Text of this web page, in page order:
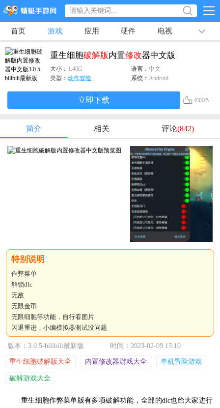
首页 游戏 应用 硬件 电视 排行榜
专题
重生细胞破解版内置修改器中文版
大小： 1.40G 语言： 中文
类型： 动作冒险 系统： Android
立即下载 43375
简介 相关 评论(842)
作弊菜单
解锁dlc
无敌
无限金币
无限细胞等功能，自行看图片
闪退重进，小编模拟器测试没问题
版本：3.0.5-bilibili最新版 时间：2023-02-09 15:10
重生细胞破解版大全 内置修改器游戏大全 单机冒险游戏
破解游戏大全
重生细胞作弊菜单版有多项破解功能，全部的dlc也给大家进行